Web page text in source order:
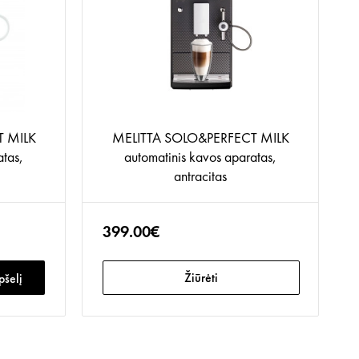
MILK
MELITTA SOLO&PERFECT MILK
automatinis kavos aparatas,
antracitas
399.00€
Žiūrėti